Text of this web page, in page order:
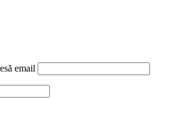
email